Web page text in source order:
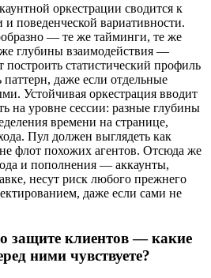
оркестрации сводится к
поведенческой вариативности.
— те же тайминги, те же
глубины взаимодействия —
статистический профиль
даже если отдельные
Устойчивая оркестрация вводит
на уровне сессии: разные глубины
времени на странице,
Пул должен выглядеть как
флот похожих агентов. Отсюда же
и пополнения — аккаунты,
несут риск любого прежнего
даже если сами не
защите клиентов — какие
ними чувствуете?